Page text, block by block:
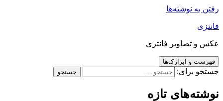
رفتن به نوشته‌ها
فانتزی
عکس و تصاویر فانتزی
فهرست و ابزارک‌ها
جستجو برای:
نوشته‌های تازه